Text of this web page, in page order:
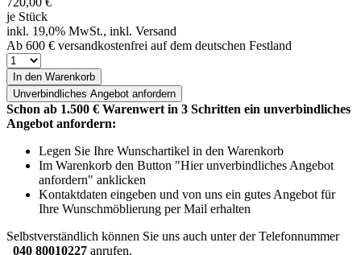
je Stück
inkl. 19,0% MwSt., inkl. Versand
Ab 600 € versandkostenfrei auf dem deutschen Festland
In den Warenkorb
Unverbindliches Angebot anfordern
Schon ab 1.500 € Warenwert in 3 Schritten ein unverbindliches
Angebot anfordern:
Legen Sie Ihre Wunschartikel in den Warenkorb
Im Warenkorb den Button "Hier unverbindliches Angebot
anfordern" anklicken
Kontaktdaten eingeben und von uns ein gutes Angebot für
Ihre Wunschmöblierung per Mail erhalten
Selbstverständlich können Sie uns auch unter der Telefonnummer
040 80010227 anrufen.